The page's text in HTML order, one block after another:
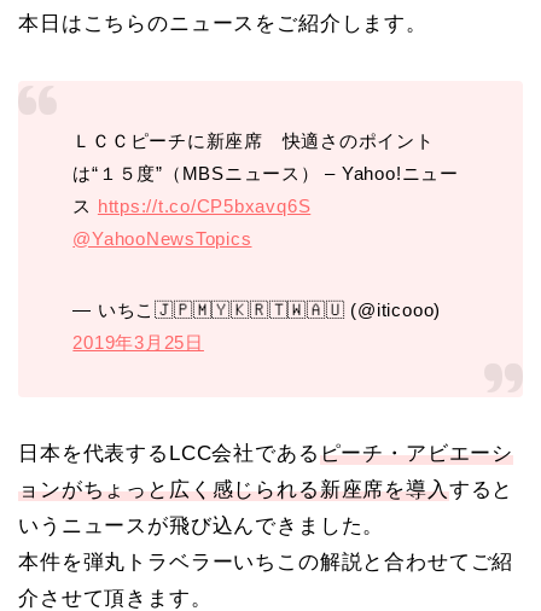
本日はこちらのニュースをご紹介します。
ＬＣＣピーチに新座席 快適さのポイント
は“１５度”（MBSニュース） – Yahoo!ニュー
ス https://t.co/CP5bxavq6S
@YahooNewsTopics
— いちこ🇯🇵🇲🇾🇰🇷🇹🇼🇦🇺 (@iticooo)
2019年3月25日
日本を代表するLCC会社であるピーチ・アビエーシ
ョンがちょっと広く感じられる新座席を導入すると
いうニュースが飛び込んできました。
本件を弾丸トラベラーいちこの解説と合わせてご紹
介させて頂きます。